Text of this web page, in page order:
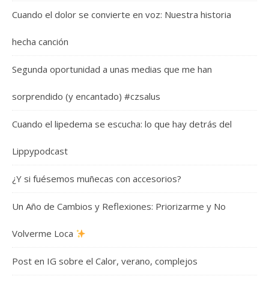
Cuando el dolor se convierte en voz: Nuestra historia
hecha canción
Segunda oportunidad a unas medias que me han
sorprendido (y encantado) #czsalus
Cuando el lipedema se escucha: lo que hay detrás del
Lippypodcast
¿Y si fuésemos muñecas con accesorios?
Un Año de Cambios y Reflexiones: Priorizarme y No
Volverme Loca
Post en IG sobre el Calor, verano, complejos